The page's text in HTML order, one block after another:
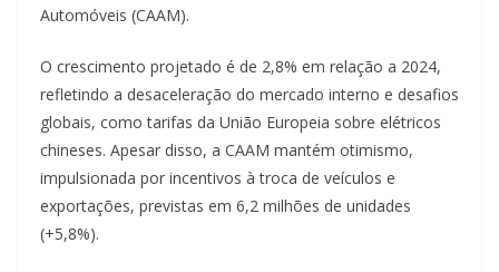
Automóveis (CAAM).
O crescimento projetado é de 2,8% em relação a 2024,
refletindo a desaceleração do mercado interno e desafios
globais, como tarifas da União Europeia sobre elétricos
chineses. Apesar disso, a CAAM mantém otimismo,
impulsionada por incentivos à troca de veículos e
exportações, previstas em 6,2 milhões de unidades
(+5,8%).